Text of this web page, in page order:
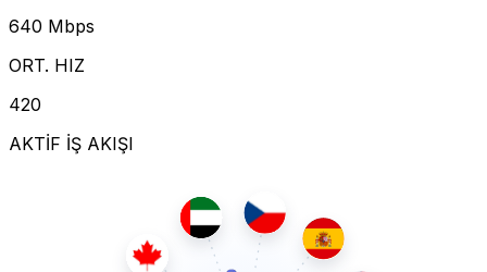
640 Mbps
ORT. HIZ
420
AKTİF İŞ AKIŞI